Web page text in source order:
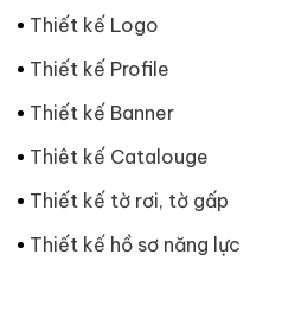
Thiết kế Logo
Thiết kế Profile
Thiết kế Banner
Thiêt kế Catalouge
Thiết kế tờ rơi, tờ gấp
Thiết kế hồ sơ năng lực